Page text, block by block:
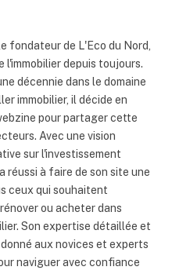
fondateur de L'Eco du Nord,
l'immobilier depuis toujours.
décennie dans le domaine
immobilier, il décide en
pour partager cette
Avec une vision
sur l'investissement
réussi à faire de son site une
ceux qui souhaitent
ou acheter dans
Son expertise détaillée et
aux novices et experts
naviguer avec confiance